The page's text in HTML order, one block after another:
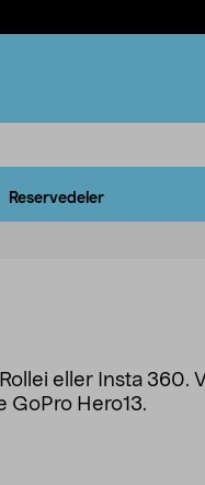
Reservedeler
eller Insta 360.
GoPro Hero13.